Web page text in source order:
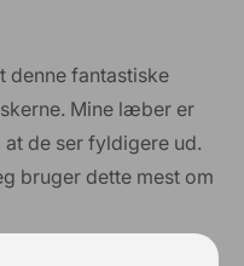
denne fantastiske
Mine læber er
de ser fyldigere ud.
bruger dette mest om